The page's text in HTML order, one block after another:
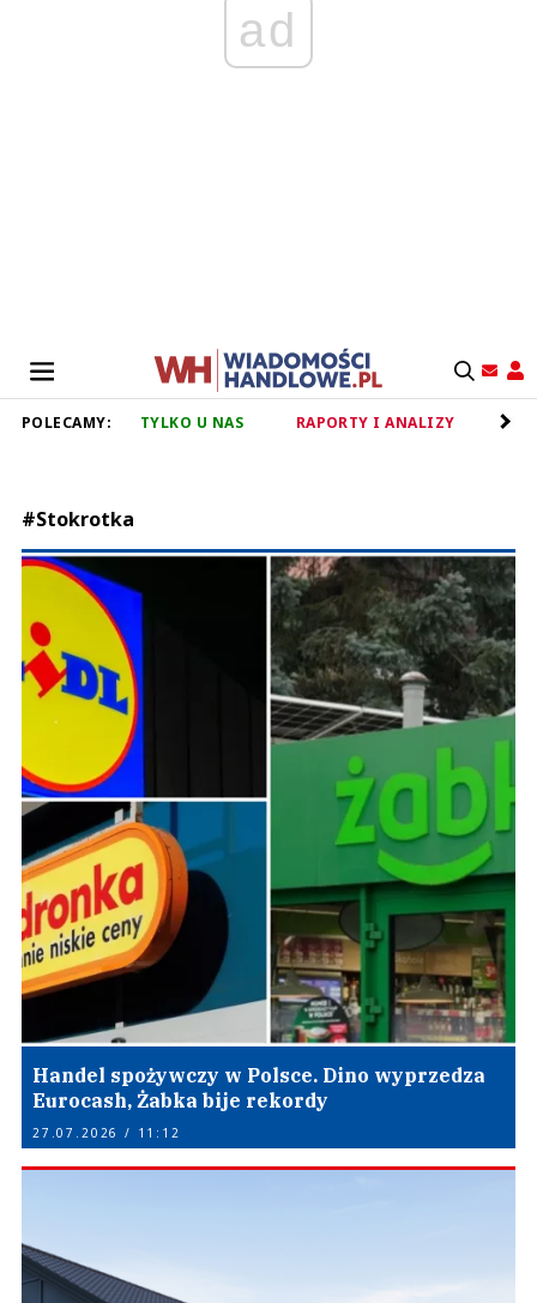
ad
POLECAMY: TYLKO U NAS RAPORTY I ANALIZY
#Stokrotka
Handel spożywczy w Polsce. Dino wyprzedza
Eurocash, Żabka bije rekordy
27.07.2026 / 11:12